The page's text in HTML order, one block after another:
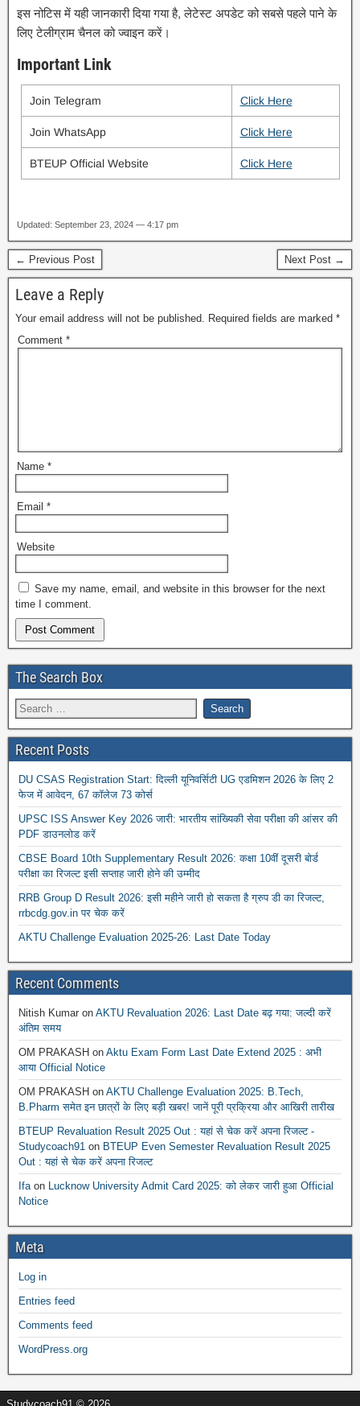
इस नोटिस में यही जानकारी दिया गया है, लेटेस्ट अपडेट को सबसे पहले पाने के
लिए टेलीग्राम चैनल को ज्वाइन करें।
Important Link
Join Telegram Click Here
Join WhatsApp Click Here
BTEUP Official Website Click Here
Updated: September 23, 2024 — 4:17 pm
← Previous Post Next Post →
Leave a Reply
Your email address will not be published. Required fields are marked *
Comment *
Name *
Email *
Website
Save my name, email, and website in this browser for the next
time I comment.
The Search Box
Recent Posts
DU CSAS Registration Start: दिल्ली यूनिवर्सिटी UG एडमिशन 2026 के लिए 2
फेज में आवेदन, 67 कॉलेज 73 कोर्स
UPSC ISS Answer Key 2026 जारी: भारतीय सांख्यिकी सेवा परीक्षा की आंसर की
PDF डाउनलोड करें
CBSE Board 10th Supplementary Result 2026: कक्षा 10वीं दूसरी बोर्ड
परीक्षा का रिजल्ट इसी सप्ताह जारी होने की उम्मीद
RRB Group D Result 2026: इसी महीने जारी हो सकता है ग्रुप डी का रिजल्ट,
rrbcdg.gov.in पर चेक करें
AKTU Challenge Evaluation 2025-26: Last Date Today
Recent Comments
Nitish Kumar on AKTU Revaluation 2026: Last Date बढ़ गया: जल्दी करें
अंतिम समय
OM PRAKASH on Aktu Exam Form Last Date Extend 2025 : अभी
आया Official Notice
OM PRAKASH on AKTU Challenge Evaluation 2025: B.Tech,
B.Pharm समेत इन छात्रों के लिए बड़ी खबर! जानें पूरी प्रक्रिया और आखिरी तारीख
BTEUP Revaluation Result 2025 Out : यहां से चेक करें अपना रिजल्ट -
Studycoach91 on BTEUP Even Semester Revaluation Result 2025
Out : यहां से चेक करें अपना रिजल्ट
Ifa on Lucknow University Admit Card 2025: को लेकर जारी हुआ Official
Notice
Meta
Log in
Entries feed
Comments feed
WordPress.org